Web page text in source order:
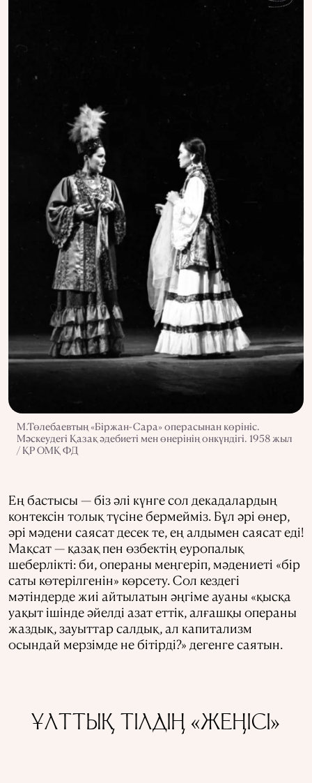
М.Төлебаевтың «Біржан-Сара» операсынан көрініс.
Мәскеудегі Қазақ әдебиеті мен өнерінің онкүндігі. 1958 жыл
/ ҚР ОМҚ ФД
Ең бастысы — біз әлі күнге сол декадалардың
контексін толық түсіне бермейміз. Бұл әрі өнер,
әрі мәдени саясат десек те, ең алдымен саясат еді!
Мақсат — қазақ пен өзбектің еуропалық
шеберлікті: би, операны меңгеріп, мәдениеті «бір
саты көтерілгенін» көрсету. Сол кездегі
мәтіндерде жиі айтылатын әңгіме ауаны «қысқа
уақыт ішінде әйелді азат еттік, алғашқы операны
жаздық, зауыттар салдық, ал капитализм
осындай мерзімде не бітірді?» дегенге саятын.
ҰЛТТЫҚ ТІЛДІҢ «ЖЕҢІСІ»